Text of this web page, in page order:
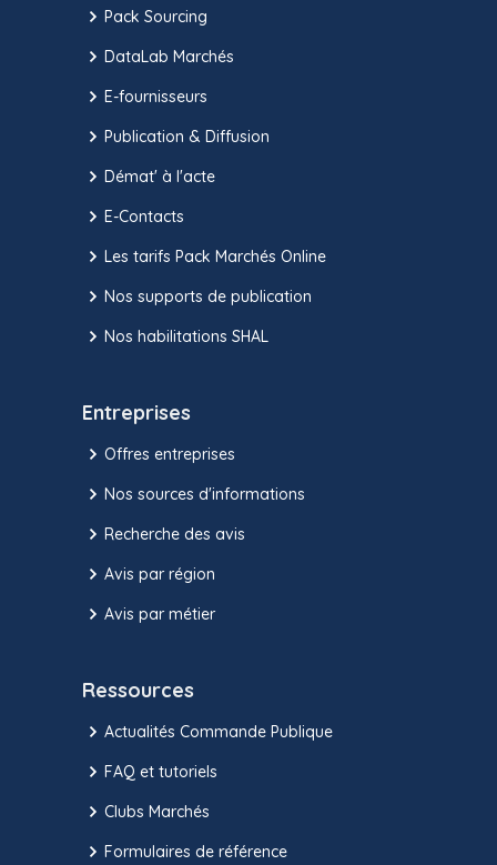
Pack Sourcing
DataLab Marchés
E-fournisseurs
Publication & Diffusion
Démat' à l'acte
E-Contacts
Les tarifs Pack Marchés Online
Nos supports de publication
Nos habilitations SHAL
Entreprises
Offres entreprises
Nos sources d'informations
Recherche des avis
Avis par région
Avis par métier
Ressources
Actualités Commande Publique
FAQ et tutoriels
Clubs Marchés
Formulaires de référence